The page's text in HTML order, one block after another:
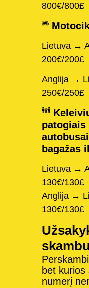
800€/800£
Lietuva →
200€/200£
Anglija →
250€/250£
bagažas
Lietuva →
130€/130£
Anglija →
130€/130£
bet
numerį